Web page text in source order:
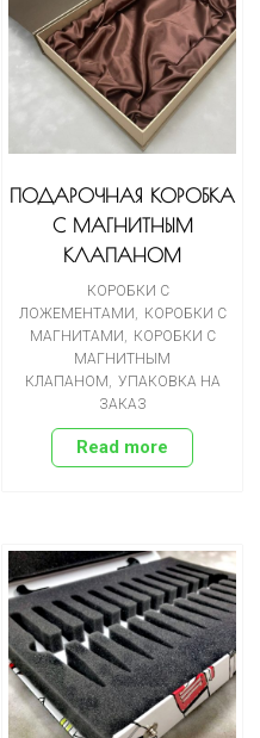
ПОДАРОЧНАЯ КОРОБКА
С МАГНИТНЫМ
КЛАПАНОМ
КОРОБКИ С
ЛОЖЕМЕНТАМИ
КОРОБКИ С
МАГНИТАМИ
КОРОБКИ С
МАГНИТНЫМ
КЛАПАНОМ
УПАКОВКА НА
ЗАКАЗ
Read more